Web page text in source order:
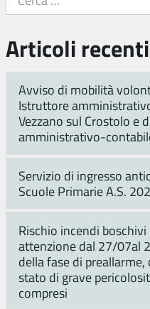
Articoli recenti
Avviso di mobilità
Istruttore
Vezzano sul Crostolo e
amministrativo-
Servizio di ingresso
Scuole Primarie A.S.
Rischio incendi
attenzione dal 27/07al
della fase di
stato di grave
compresi